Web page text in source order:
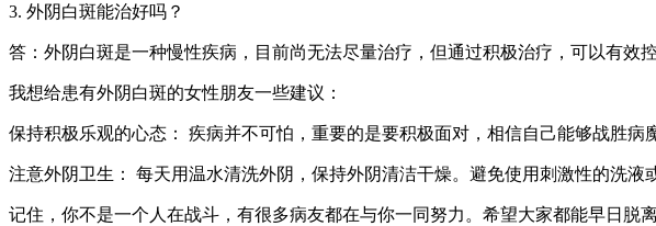
3. 外阴白斑能治好吗？
答：外阴白斑是一种慢性疾病，目前尚无法尽量治疗，但通过积极治疗，可以有效
我想给患有外阴白斑的女性朋友一些建议：
保持积极乐观的心态： 疾病并不可怕，重要的是要积极面对，相信自己能够战胜病
注意外阴卫生： 每天用温水清洗外阴，保持外阴清洁干燥。避免使用刺激性的洗液
记住，你不是一个人在战斗，有很多病友都在与你一同努力。希望大家都能早日